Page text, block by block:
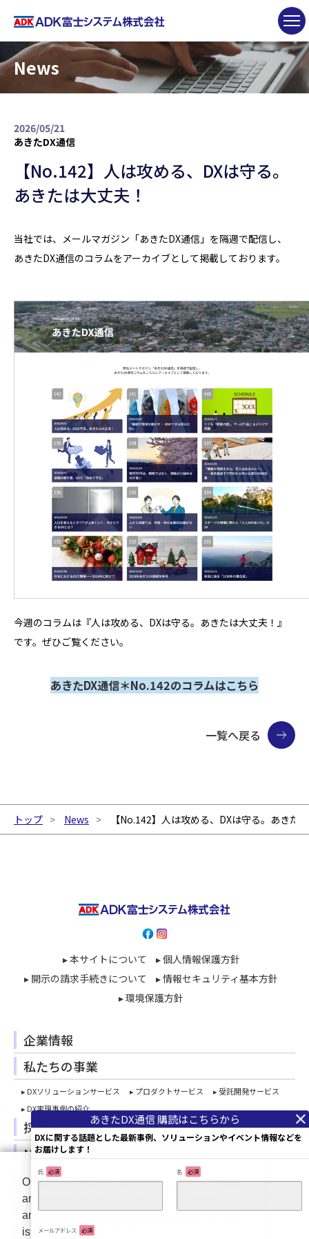
News
2026/05/21
あきたDX通信
【No.142】人は攻める、DXは守る。
あきたは大丈夫！
当社では、メールマガジン「あきたDX通信」を隔週で配信し、
あきたDX通信のコラムをアーカイブとして掲載しております。
今週のコラムは『人は攻める、DXは守る。あきたは大丈夫！』
です。ぜひご覧ください。
あきたDX通信＊No.142のコラムはこちら
一覧へ戻る
トップ News 【No.142】人は攻める、DXは守る。あきた
▸ 本サイトについて
▸ 個人情報保護方針
▸ 開示の請求手続きについて
▸ 情報セキュリティ基本方針
▸ 環境保護方針
企業情報
私たちの事業
▸ DXソリューションサービス ▸ プロダクトサービス
▸ 受託開発サービス
▸ DX実現事例の紹介
採用情報
News
お問い合わせ
パートナー企業募集
Realization of DX
DXに関する話題とした最新事例、ソリューションやイベント情報などを
お届けします！
氏 必須 名 必須
メールアドレス 必須
On our website we use some cookies. These
are necessary for our site to work properly
and to give us information about how our site
is used.